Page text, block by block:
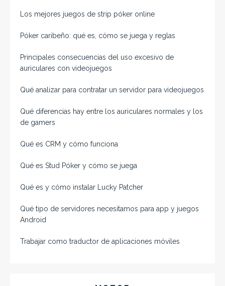
Los mejores juegos de strip póker online
Póker caribeño: qué es, cómo se juega y reglas
Principales consecuencias del uso excesivo de
auriculares con videojuegos
Qué analizar para contratar un servidor para videojuegos
Qué diferencias hay entre los auriculares normales y los
de gamers
Qué es CRM y cómo funciona
Qué es Stud Póker y cómo se juega
Qué es y cómo instalar Lucky Patcher
Qué tipo de servidores necesitamos para app y juegos
Android
Trabajar como traductor de aplicaciones móviles